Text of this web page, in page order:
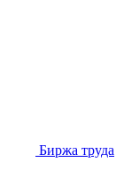
Биржа труда